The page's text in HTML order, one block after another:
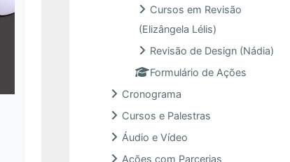
Cursos em Revisão
(Elizângela Lélis)
Revisão de Design (Nádia)
Formulário de Ações
Cronograma
Cursos e Palestras
Áudio e Vídeo
Ações com Parcerias